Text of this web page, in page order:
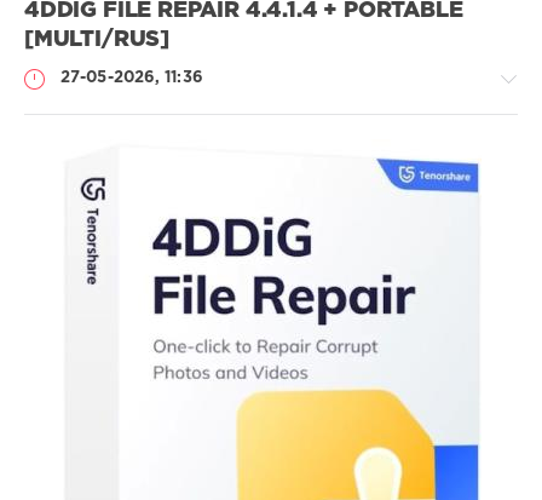
4DDIG FILE REPAIR 4.4.1.4 + PORTABLE
[MULTI/RUS]
27-05-2026, 11:36
Софт
SamDel
восстановление ,
повреждённого,